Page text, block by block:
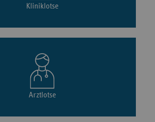
Kliniklotse
Arztlotse